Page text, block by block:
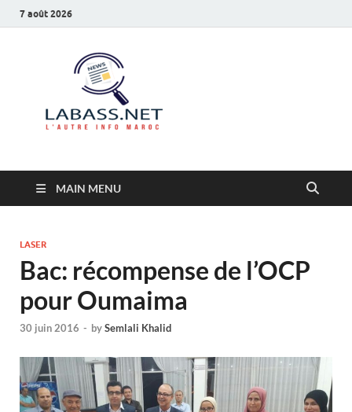
7 août 2026
MAIN MENU
LASER
Bac: récompense de l’OCP
pour Oumaima
30 juin 2016 - bySemlali Khalid